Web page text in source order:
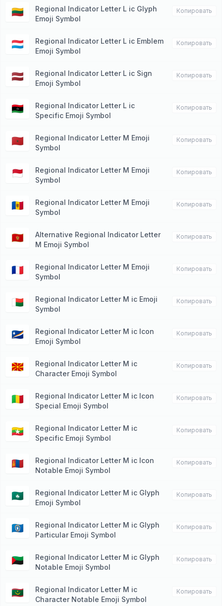
🇱🇹
Regional Indicator Letter L ic Glyph
Emoji Symbol
Копировать
🇱🇺
Regional Indicator Letter L ic Emblem
Emoji Symbol
Копировать
🇱🇻
Regional Indicator Letter L ic Sign
Emoji Symbol
Копировать
🇱🇾
Regional Indicator Letter L ic
Specific Emoji Symbol
Копировать
🇲🇦
Regional Indicator Letter M Emoji
Symbol
Копировать
🇲🇨
Regional Indicator Letter M Emoji
Symbol
Копировать
🇲🇩
Regional Indicator Letter M Emoji
Symbol
Копировать
🇲🇪
Alternative Regional Indicator Letter
M Emoji Symbol
Копировать
🇲🇫
Regional Indicator Letter M Emoji
Symbol
Копировать
🇲🇬
Regional Indicator Letter M ic Emoji
Symbol
Копировать
🇲🇭
Regional Indicator Letter M ic Icon
Emoji Symbol
Копировать
🇲🇰
Regional Indicator Letter M ic
Character Emoji Symbol
Копировать
🇲🇱
Regional Indicator Letter M ic Icon
Special Emoji Symbol
Копировать
🇲🇲
Regional Indicator Letter M ic
Specific Emoji Symbol
Копировать
🇲🇳
Regional Indicator Letter M ic Icon
Notable Emoji Symbol
Копировать
🇲🇴
Regional Indicator Letter M ic Glyph
Emoji Symbol
Копировать
🇲🇵
Regional Indicator Letter M ic Glyph
Particular Emoji Symbol
Копировать
🇲🇶
Regional Indicator Letter M ic Glyph
Notable Emoji Symbol
Копировать
🇲🇷
Regional Indicator Letter M ic
Character Notable Emoji Symbol
Копировать